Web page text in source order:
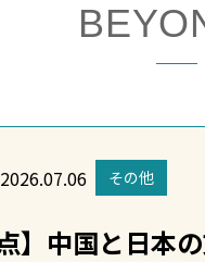
2026.07.06 その他
】中国と日本